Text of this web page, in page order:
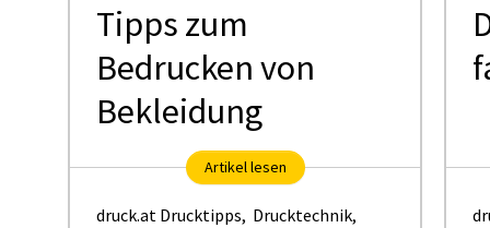
Tipps zum
Bedrucken von
Bekleidung
Artikel lesen
druck.at Drucktipps, Drucktechnik,